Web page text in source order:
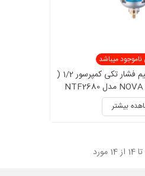
میباشد
واحد مراقبت و تنظیم فشار تکی کمپرسور 1/2 (
بیشتر
تا 14 از 14 مورد